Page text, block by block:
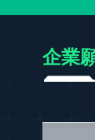
企業